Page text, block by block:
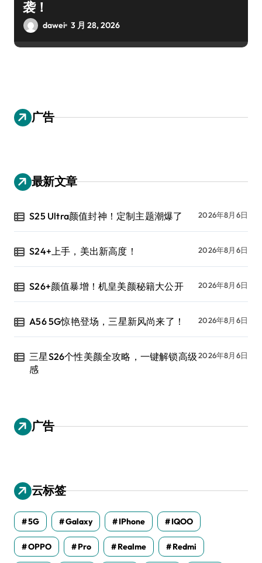
袭！
dawei 3 月 28, 2026
广告
最新文章
S25 Ultra颜值封神！定制主题潮爆了 2026年8月6日
S24+上手，美出新高度！ 2026年8月6日
S26+颜值暴增！机皇美颜秘籍大公开 2026年8月6日
A56 5G惊艳登场，三星新风尚来了！ 2026年8月6日
三星S26个性美颜全攻略，一键解锁高级
感
2026年8月6日
广告
云标签
5G Galaxy IPhone IQOO
OPPO Pro Realme Redmi